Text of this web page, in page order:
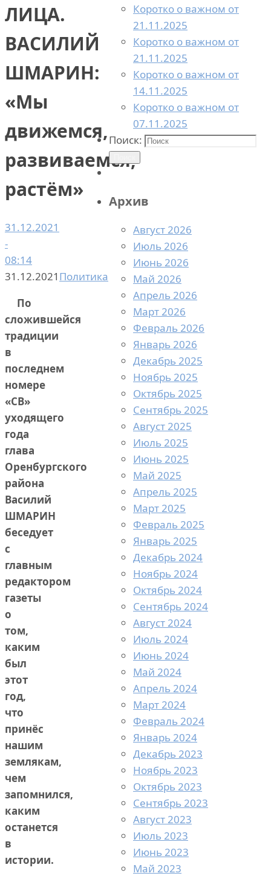
ЛИЦА.
ВАСИЛИЙ
ШМАРИН:
«Мы
движемся,
развиваемся,
растём»
31.12.2021
-
08:14
31.12.2021 Политика
По
сложившейся
традиции
в
последнем
номере
«СВ»
уходящего
года
глава
Оренбургского
района
Василий
ШМАРИН
беседует
с
главным
редактором
газеты
о
том,
каким
был
этот
год,
что
принёс
нашим
землякам,
чем
запомнился,
каким
останется
в
истории.
Коротко о важном от
21.11.2025
Коротко о важном от
21.11.2025
Коротко о важном от
14.11.2025
Коротко о важном от
07.11.2025
Поиск:
Архив
Август 2026
Июль 2026
Июнь 2026
Май 2026
Апрель 2026
Март 2026
Февраль 2026
Январь 2026
Декабрь 2025
Ноябрь 2025
Октябрь 2025
Сентябрь 2025
Август 2025
Июль 2025
Июнь 2025
Май 2025
Апрель 2025
Март 2025
Февраль 2025
Январь 2025
Декабрь 2024
Ноябрь 2024
Октябрь 2024
Сентябрь 2024
Август 2024
Июль 2024
Июнь 2024
Май 2024
Апрель 2024
Март 2024
Февраль 2024
Январь 2024
Декабрь 2023
Ноябрь 2023
Октябрь 2023
Сентябрь 2023
Август 2023
Июль 2023
Июнь 2023
Май 2023